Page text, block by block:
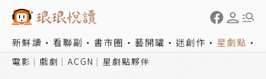
新鮮讀 看聯副 書市圈 藝開罐 迷創作 星劇點
電影 戲劇 ACGN 星劇點夥伴